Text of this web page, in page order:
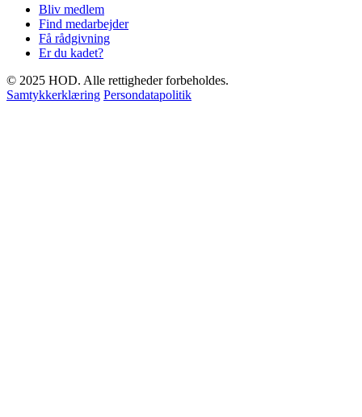
Bliv medlem
Find medarbejder
Få rådgivning
Er du kadet?
© 2025 HOD. Alle rettigheder forbeholdes.
Samtykkerklæring Persondatapolitik